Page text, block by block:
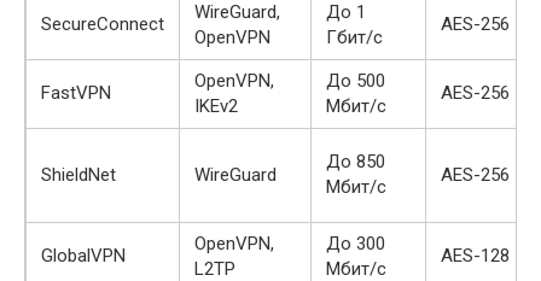
SecureConnect
WireGuard,
OpenVPN
До 1
Гбит/с
AES-256
FastVPN
OpenVPN,
IKEv2
До 500
Мбит/с
AES-256
ShieldNet WireGuard
До 850
Мбит/с
AES-256
GlobalVPN
OpenVPN,
L2TP
До 300
Мбит/с
AES-128